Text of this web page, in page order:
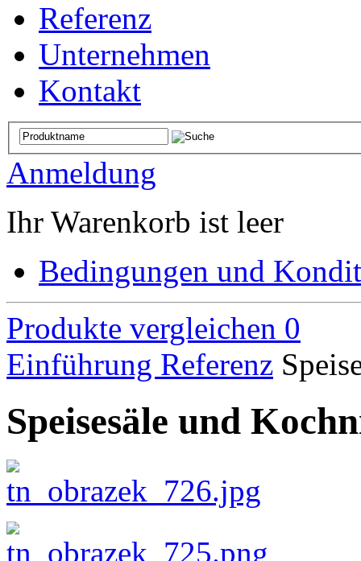
Referenz
Unternehmen
Kontakt
Anmeldung
Ihr Warenkorb ist leer
Bedingungen und
Produkte vergleichen 0
Einführung Referenz
Speisesäle und